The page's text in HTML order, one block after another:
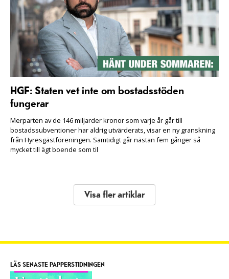
HGF: Staten vet inte om bostadsstöden
fungerar
Merparten av de 146 miljarder kronor som varje år går till
bostadssubventioner har aldrig utvärderats, visar en ny granskning
från Hyresgästföreningen. Samtidigt går nästan fem gånger så
mycket till ägt boende som til
Visa fler artiklar
LÄS SENASTE PAPPERSTIDNINGEN